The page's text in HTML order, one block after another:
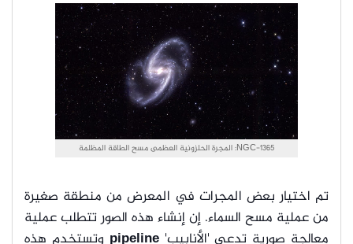
NGC-1365: المجرة الحلزونية العظمى مسح الطاقة المظلمة
تم اختيار بعض المجرات في المعرض من منطقة صغيرة
من عملية مسح السماء. إن إنشاء هذه الصور تتطلب عملية
معالجة صورية تدعى 'الأنابيب'pipeline وتستخدم هذه